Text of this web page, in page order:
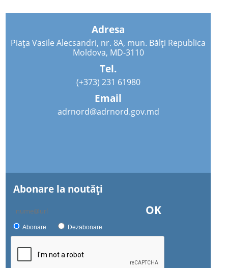
Adresa
Piața Vasile Alecsandri, nr. 8A, mun. Bălți Republica
Moldova, MD-3110
Tel.
(+373) 231 61980
Email
adrnord@adrnord.gov.md
Abonare la noutăţi
OK
Abonare Dezabonare